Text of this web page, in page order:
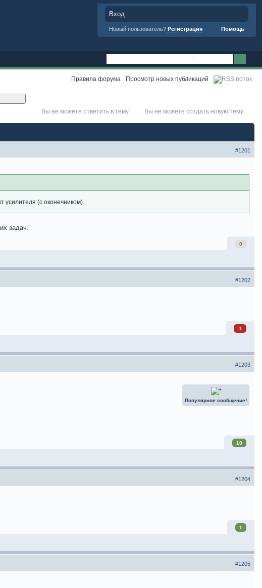
Вход
Новый пользователь? Регистрация Помощь
Правила форума Просмотр новых публикаций
Вы не можете создать новую тему
Вы не можете ответить в тему
#1201
(с оконечником).
задач.
0
#1202
-1
#1203
Популярное сообщение!
10
#1204
1
#1205